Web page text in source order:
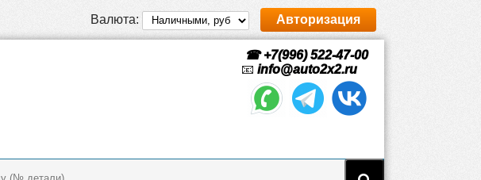
Валюта: Авторизация
☎ +7(996) 522-47-00
📧 info@auto2x2.ru